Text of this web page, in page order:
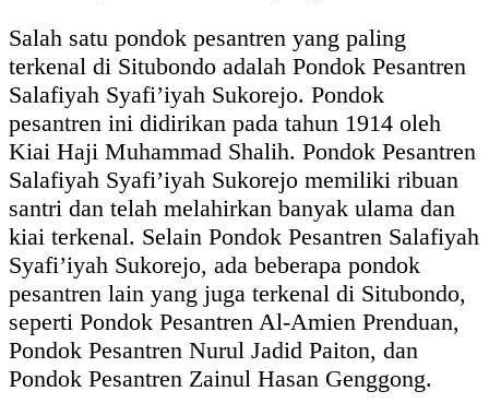
Salah satu pondok pesantren yang paling
terkenal di Situbondo adalah Pondok Pesantren
Salafiyah Syafi’iyah Sukorejo. Pondok
pesantren ini didirikan pada tahun 1914 oleh
Kiai Haji Muhammad Shalih. Pondok Pesantren
Salafiyah Syafi’iyah Sukorejo memiliki ribuan
santri dan telah melahirkan banyak ulama dan
kiai terkenal. Selain Pondok Pesantren Salafiyah
Syafi’iyah Sukorejo, ada beberapa pondok
pesantren lain yang juga terkenal di Situbondo,
seperti Pondok Pesantren Al-Amien Prenduan,
Pondok Pesantren Nurul Jadid Paiton, dan
Pondok Pesantren Zainul Hasan Genggong.